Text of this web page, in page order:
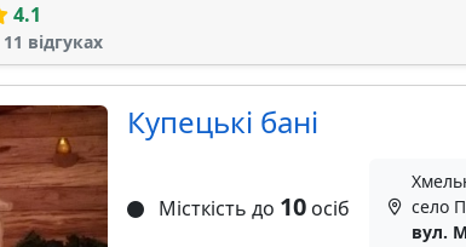
4.1
11 відгуках
Купецькі бані
Місткість до 10осіб
село
вул.